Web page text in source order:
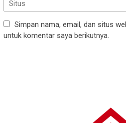
Simpan nama, email, dan situs
untuk komentar saya berikutnya.